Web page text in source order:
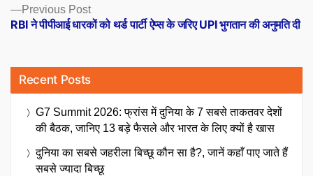
Previous PostPrevious
post:
RBI ने पीपीआई धारकों को थर्ड पार्टी ऐप्स के जरिए UPI भुगतान की अनुमति दी
Recent Posts
G7 Summit 2026: फ्रांस में दुनिया के 7 सबसे ताकतवर देशों
की बैठक, जानिए 13 बड़े फैसले और भारत के लिए क्यों है खास
दुनिया का सबसे जहरीला बिच्छू कौन सा है?, जानें कहाँ पाए जाते हैं
सबसे ज्यादा बिच्छू